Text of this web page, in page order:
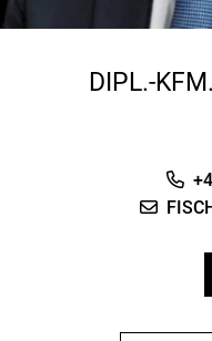
DIPL.-KFM.